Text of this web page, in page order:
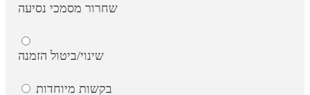
שחרור מסמכי נסיעה
שינוי/ביטול הזמנה
בקשות מיוחדות